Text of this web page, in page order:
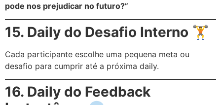
pode nos prejudicar no futuro?”
15. Daily do Desafio Interno 🏋️
Cada participante escolhe uma pequena meta ou
desafio para cumprir até a próxima daily.
16. Daily do Feedback